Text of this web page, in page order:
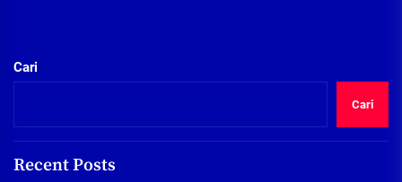
Cari
Cari
Recent Posts